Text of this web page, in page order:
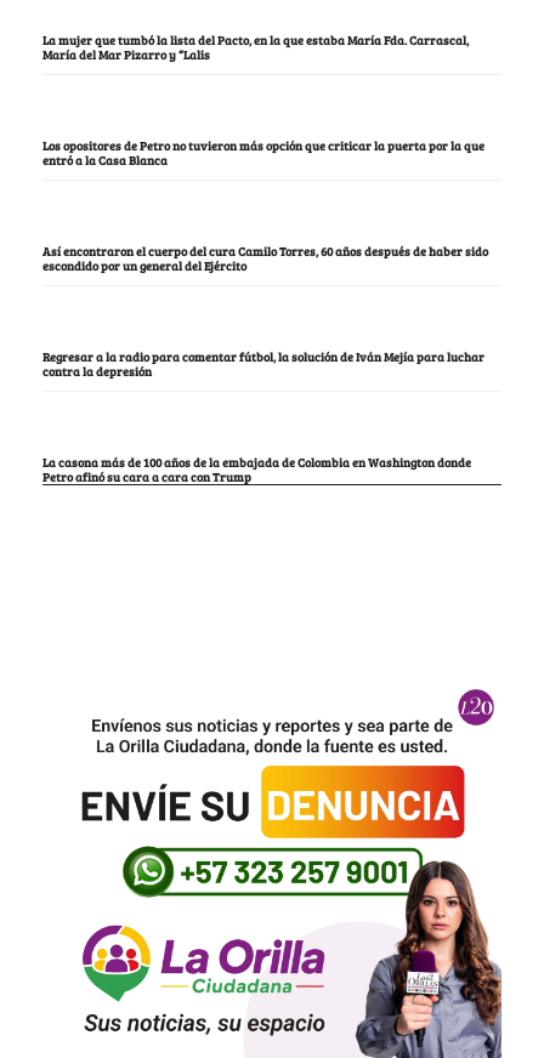
La mujer que tumbó la lista del Pacto, en la que estaba María Fda. Carrascal,
María del Mar Pizarro y “Lalis
Los opositores de Petro no tuvieron más opción que criticar la puerta por la que
entró a la Casa Blanca
Así encontraron el cuerpo del cura Camilo Torres, 60 años después de haber sido
escondido por un general del Ejército
Regresar a la radio para comentar fútbol, la solución de Iván Mejía para luchar
contra la depresión
La casona más de 100 años de la embajada de Colombia en Washington donde
Petro afinó su cara a cara con Trump